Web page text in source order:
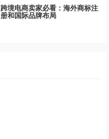
跨境电商卖家必看：海外商标注
册和国际品牌布局